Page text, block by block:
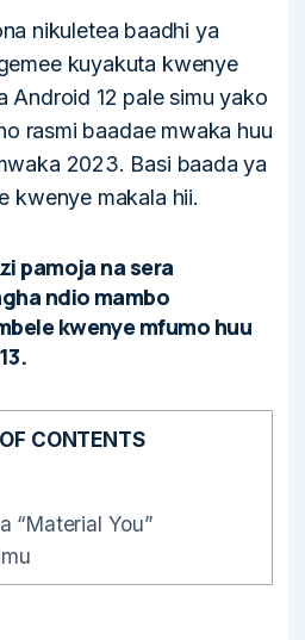
nikuletea baadhi ya
kuyakuta kwenye
Android 12 pale simu yako
rasmi baadae mwaka huu
2023. Basi baada ya
kwenye makala hii.
pamoja na sera
ndio mambo
kwenye mfumo huu
CONTENTS
“Material You”